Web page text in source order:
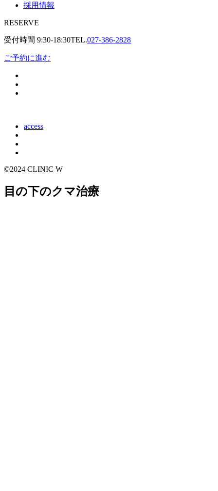
採用情報
RESERVE
受付時間 9:30-18:30TEL.027-386-2828
ご予約に進む
access
©2024 CLINIC W
目の下のクマ治療